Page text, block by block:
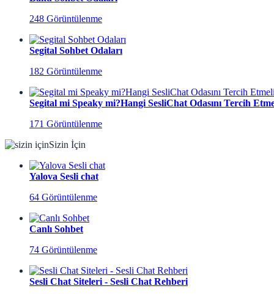
248 Görüntülenme
Segital Sohbet Odaları
182 Görüntülenme
Segital mi Speaky mi?Hangi SesliChat Odasını Tercih
171 Görüntülenme
Sizin İçin
Yalova Sesli chat
64 Görüntülenme
Canlı Sohbet
74 Görüntülenme
Sesli Chat Siteleri - Sesli Chat Rehberi